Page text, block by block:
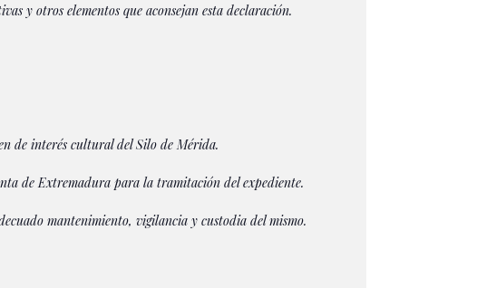
y otros elementos que aconsejan esta declaración.
de interés cultural del Silo de Mérida.
de Extremadura para la tramitación del expediente.
mantenimiento, vigilancia y custodia del mismo.